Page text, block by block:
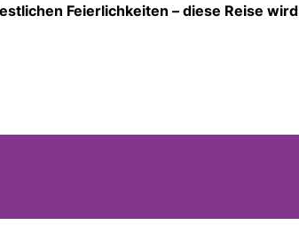
Feierlichkeiten – diese Reise wird